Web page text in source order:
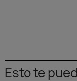
Esto te